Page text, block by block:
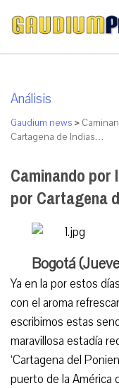
Análisis
Gaudium news >
Cartagena de Indias…
Caminando
por Cartagena
Bogotá
Ya en la por estos
con el aroma
escribimos estas
maravillosa estadía
‘Cartagena del
puerto de la América